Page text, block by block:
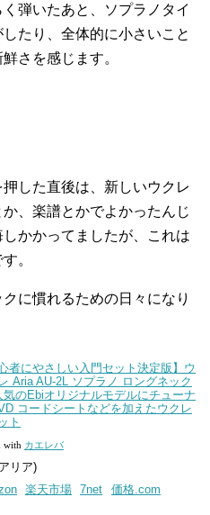
弾いたあと、ソプラノタイ
たり、全体的に小さいこと
さを感じます。
した直後は、新しいウクレ
、楽譜とかでよかったんじ
かかってましたが、これは
。
に慣れるための日々になり
心者にやさしい入門セット決定版】ウ
Aria AU-2L ソプラノ ロングネック
気のEbiオリジナルモデルにチューナ
コードシートなどを加えたウクレ
ト
with カエレバ
リア)
楽天市場 7net 価格.com